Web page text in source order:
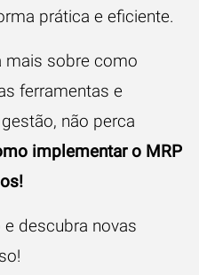
prática e eficiente.
mais sobre como
ferramentas e
não perca
implementar o MRP
descubra novas